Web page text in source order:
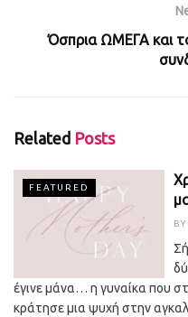
Όσπρια ΩΜΕΓΑ και
Related Posts
FEATURED
BY
έγινε μάνα… η γυναίκα που
κράτησε μια ψυχή στην